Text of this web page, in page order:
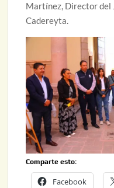
Martínez, Director del
Cadereyta.
Comparte esto:
Facebook